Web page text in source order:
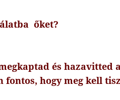
őket?
és hazavitted
fontos, hogy meg kell